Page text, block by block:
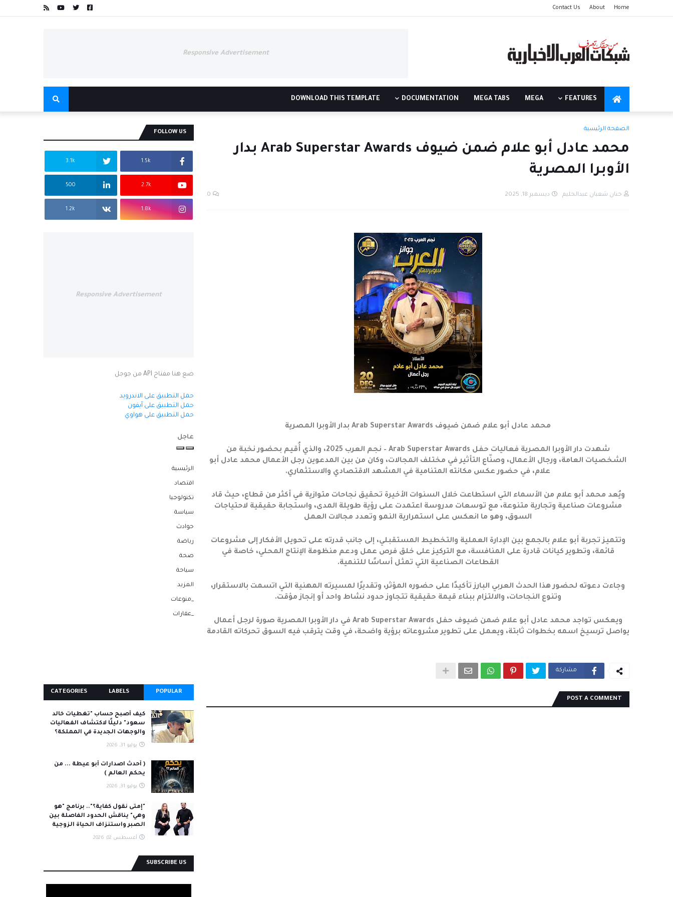
Home
About
Contact Us
Responsive Advertisement
FEATURES
MEGA
MEGA TABS
DOCUMENTATION
DOWNLOAD THIS TEMPLATE
الصفحة الرئيسية
محمد عادل أبو علام ضمن ضيوف Arab Superstar Awards بدار
الأوبرا المصرية
حنان شعبان عبدالحليم ديسمبر 18, 2025 0
محمد عادل أبو علام ضمن ضيوف Arab Superstar Awards بدار الأوبرا المصرية
شهدت دار الأوبرا المصرية فعاليات حفل Arab Superstar Awards – نجم العرب 2025، والذي أُقيم بحضور نخبة من
الشخصيات العامة، ورجال الأعمال، وصنّاع التأثير في مختلف المجالات، وكان من بين المدعوين رجل الأعمال محمد عادل أبو
علام، في حضور عكس مكانته المتنامية في المشهد الاقتصادي والاستثماري.
ويُعد محمد أبو علام من الأسماء التي استطاعت خلال السنوات الأخيرة تحقيق نجاحات متوازية في أكثر من قطاع، حيث قاد
مشروعات صناعية وتجارية متنوعة، مع توسعات مدروسة اعتمدت على رؤية طويلة المدى، واستجابة حقيقية لاحتياجات
السوق، وهو ما انعكس على استمرارية النمو وتعدد مجالات العمل
وتتميز تجربة أبو علام بالجمع بين الإدارة العملية والتخطيط المستقبلي، إلى جانب قدرته على تحويل الأفكار إلى مشروعات
قائمة، وتطوير كيانات قادرة على المنافسة، مع التركيز على خلق فرص عمل ودعم منظومة الإنتاج المحلي، خاصة في
القطاعات الصناعية التي تمثل أساسًا للتنمية.
وجاءت دعوته لحضور هذا الحدث العربي البارز تأكيدًا على حضوره المؤثر، وتقديرًا لمسيرته المهنية التي اتسمت بالاستقرار،
وتنوع النجاحات، والالتزام ببناء قيمة حقيقية تتجاوز حدود نشاط واحد أو إنجاز مؤقت.
ويعكس تواجد محمد عادل أبو علام ضمن ضيوف حفل Arab Superstar Awards في دار الأوبرا المصرية صورة لرجل أعمال
يواصل ترسيخ اسمه بخطوات ثابتة، ويعمل على تطوير مشروعاته برؤية واضحة، في وقت يترقب فيه السوق تحركاته القادمة
مشاركة
POST A COMMENT
FOLLOW US
1.5k
3.1k
2.7k
500
1.8k
1.2k
Responsive Advertisement
ضع هنا مفتاح API من جوجل
حمل التطبيق على الاندرويد
حمل التطبيق على آيفون
حمل التطبيق على هواوي
عاجل
الرئيسية
اقتصاد
تكنولوجيا
سياسة
حوادث
رياضة
صحة
سياحة
المزيد
_منوعات
_عقارات
POPULAR
LABELS
CATEGORIES
كيف أصبح حساب "تغطيات خالد
سعود" دليلًا لاكتشاف الفعاليات
والوجهات الجديدة في المملكة؟
يوليو 31, 2026
( أحدث اصدارات أبو عيطة ... من
يحكم العالم )
يوليو 31, 2026
"إمتى نقول كفاية؟".. برنامج "هو
وهي" يناقش الحدود الفاصلة بين
الصبر واستنزاف الحياة الزوجية
أغسطس 02, 2026
SUBSCRIBE US